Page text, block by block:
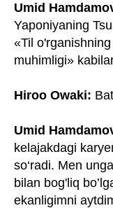
Umid
Yaponiyaning
«Til
muhimligi»
Hiroo Owaki:
Umid
kelajakdagi
so‘radi. Men
bilan bog'liq
ekanligimni